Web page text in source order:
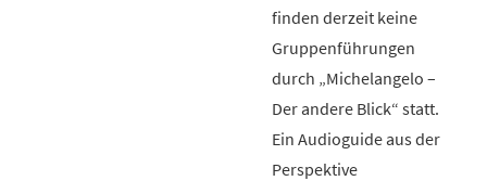
finden derzeit keine
Gruppenführungen
durch „Michelangelo –
Der andere Blick“ statt.
Ein Audioguide aus der
Perspektive